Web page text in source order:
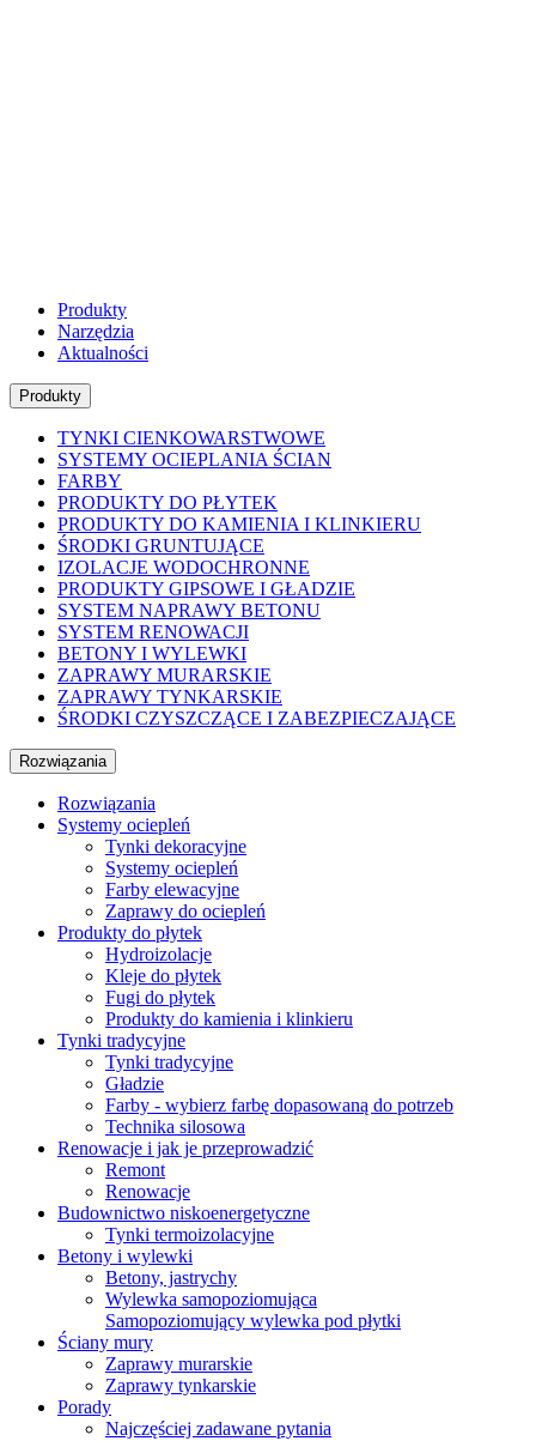
Produkty
Narzędzia
Aktualności
Produkty
TYNKI CIENKOWARSTWOWE
SYSTEMY OCIEPLANIA ŚCIAN
FARBY
PRODUKTY DO PŁYTEK
PRODUKTY DO KAMIENIA I KLINKIERU
ŚRODKI GRUNTUJĄCE
IZOLACJE WODOCHRONNE
PRODUKTY GIPSOWE I GŁADZIE
SYSTEM NAPRAWY BETONU
SYSTEM RENOWACJI
BETONY I WYLEWKI
ZAPRAWY MURARSKIE
ZAPRAWY TYNKARSKIE
ŚRODKI CZYSZCZĄCE I ZABEZPIECZAJĄCE
Rozwiązania
Rozwiązania
Systemy ociepleń
Tynki dekoracyjne
Systemy ociepleń
Farby elewacyjne
Zaprawy do ociepleń
Produkty do płytek
Hydroizolacje
Kleje do płytek
Fugi do płytek
Produkty do kamienia i klinkieru
Tynki tradycyjne
Tynki tradycyjne
Gładzie
Farby - wybierz farbę dopasowaną do potrzeb
Technika silosowa
Renowacje i jak je przeprowadzić
Remont
Renowacje
Budownictwo niskoenergetyczne
Tynki termoizolacyjne
Betony i wylewki
Betony, jastrychy
Wylewka samopoziomująca
Samopoziomujący wylewka pod płytki
Ściany mury
Zaprawy murarskie
Zaprawy tynkarskie
Porady
Najczęściej zadawane pytania